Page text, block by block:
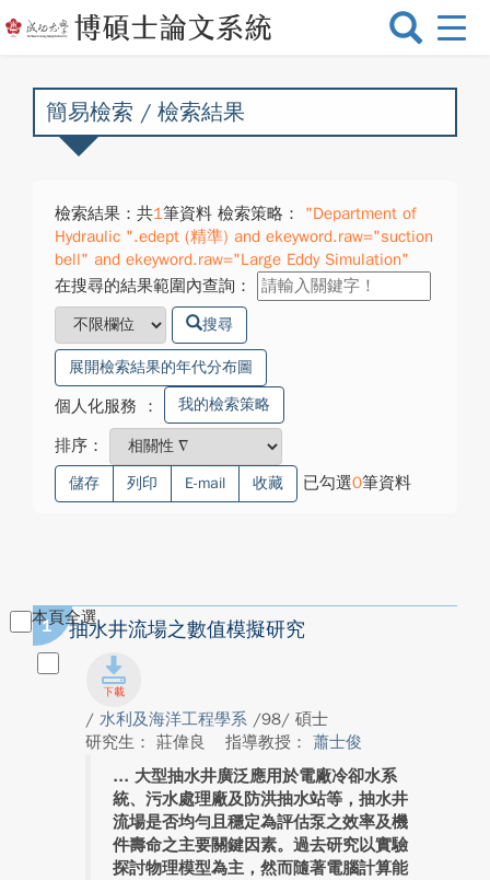
選
換
簡易檢索 / 檢索結果
檢索結果：共1筆資料 檢索策略：
"Department of
Hydraulic ".edept (精準) and ekeyword.raw="suction
bell" and ekeyword.raw="Large Eddy Simulation"
在搜尋的結果範圍內查詢：
搜尋
展開檢索結果的年代分布圖
個人化服務 ： 我的檢索策略
排序：
儲存 列印 E-mail 收藏 已勾選0筆資料
本頁全選
1 抽水井流場之數值模擬研究
/ 水利及海洋工程學系 /98/ 碩士
研究生： 莊偉良
指導教授： 蕭士俊
大型抽水井廣泛應用於電廠冷卻水系
統、污水處理廠及防洪抽水站等，抽水井
流場是否均勻且穩定為評估泵之效率及機
件壽命之主要關鍵因素。過去研究以實驗
探討物理模型為主，然而隨著電腦計算能